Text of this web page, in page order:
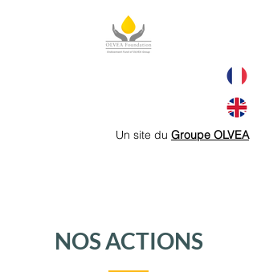
Un site du Groupe OLVEA
NOS ACTIONS